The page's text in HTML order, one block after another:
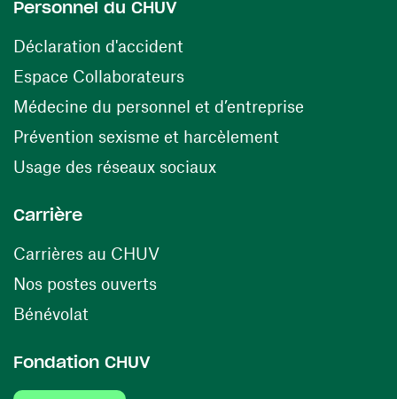
Personnel du CHUV
Déclaration d'accident
Espace Collaborateurs(ouvre une nouvelle fenêtre)
Médecine du personnel et d’entreprise
Prévention sexisme et harcèlement
Usage des réseaux sociaux(ouvre une nouvelle
Carrière
Carrières au CHUV(ouvre une nouvelle fenêtre)
Nos postes ouverts(ouvre une nouvelle fenêtre)
Bénévolat
Fondation CHUV